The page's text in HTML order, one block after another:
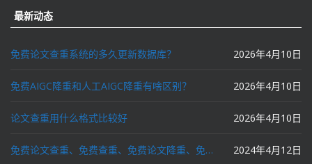
最新动态
免费论文查重系统的多久更新数据库？ 2026年4月10日
免费AIGC降重和人工AIGC降重有啥区别？ 2026年4月10日
论文查重用什么格式比较好 2026年4月10日
免费论文查重、免费查重、免费论文降重、免费降重、智能降重、一键降重、降低AIGC写作率、AI写论文，这些名词你了解吗？ 2024年4月12日